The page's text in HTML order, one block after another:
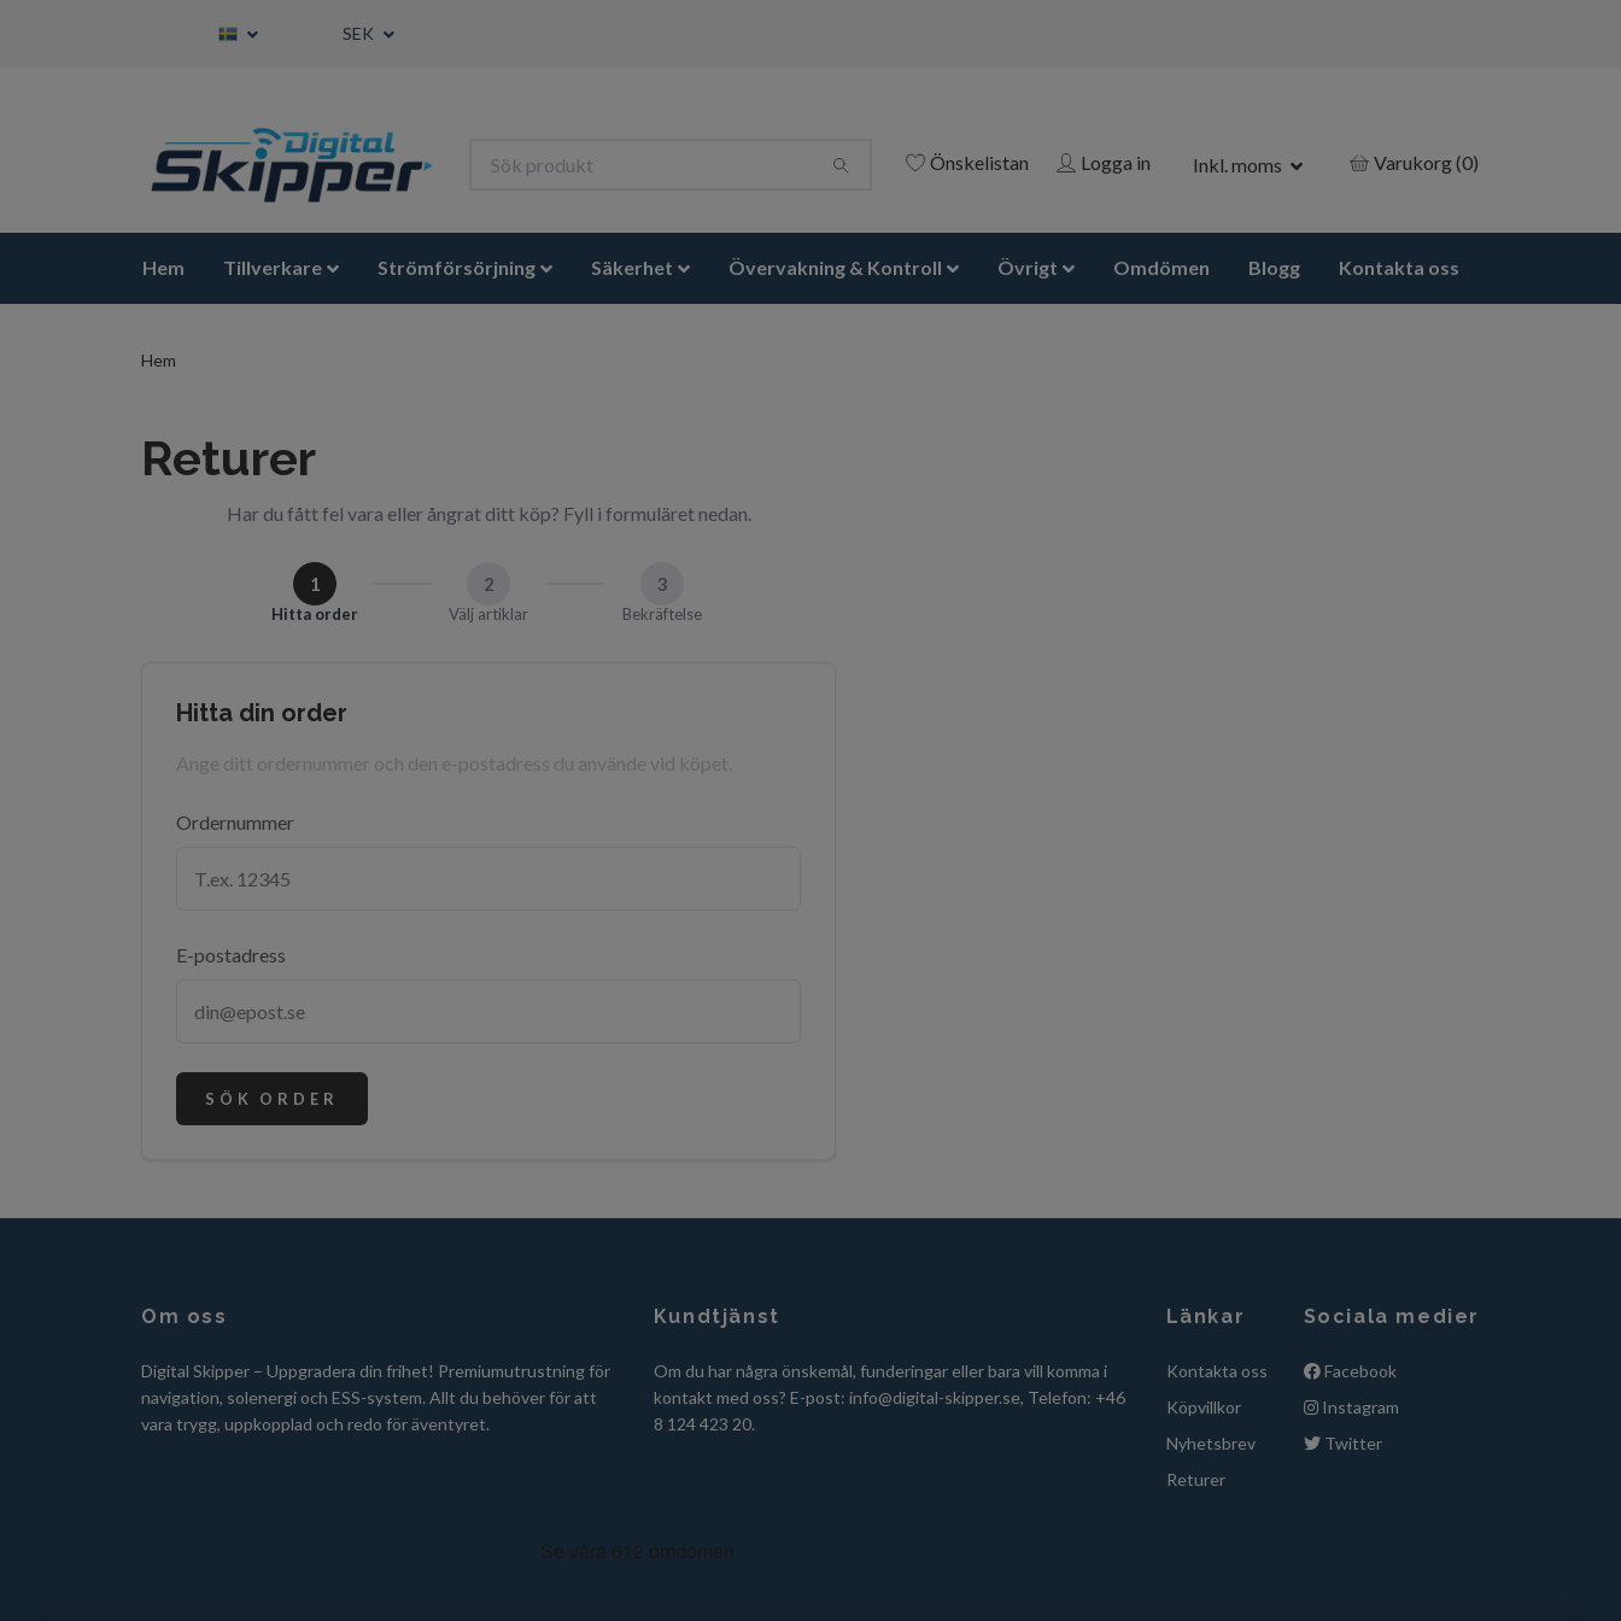
SEK
Önskelistan Logga in Inkl. moms Varukorg(0)
Hem Tillverkare Strömförsörjning Säkerhet Övervakning & Kontroll Övrigt Omdömen Blogg Kontakta oss
Hem
Returer
Har du fått fel vara eller ångrat ditt köp? Fyll i formuläret nedan.
1
Hitta order
2
Välj artiklar
3
Bekräftelse
Hitta din order
Ange ditt ordernummer och den e-postadress du använde vid köpet.
Ordernummer
E-postadress
SÖK ORDER
Om oss
Digital Skipper – Uppgradera din frihet! Premiumutrustning för
navigation, solenergi och ESS-system. Allt du behöver för att
vara trygg, uppkopplad och redo för äventyret.
Kundtjänst
Om du har några önskemål, funderingar eller bara vill komma i
kontakt med oss? E-post: info@digital-skipper.se, Telefon: +46
8 124 423 20.
Länkar
Kontakta oss
Köpvillkor
Nyhetsbrev
Returer
Sociala medier
Facebook
Instagram
Twitter